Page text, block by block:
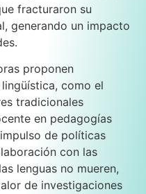
fracturaron su
generando un impacto
proponen
como el
tradicionales
en pedagogías
de políticas
con las
lenguas no mueren,
de investigaciones